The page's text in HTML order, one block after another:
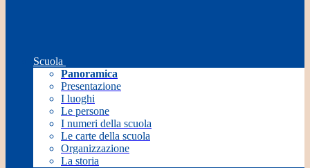
Scuola
Panoramica
Presentazione
I luoghi
Le persone
I numeri della scuola
Le carte della scuola
Organizzazione
La storia